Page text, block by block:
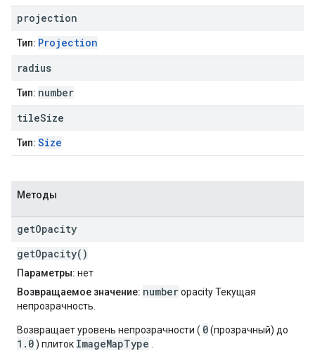
projection
Тип: Projection
radius
Тип: number
tileSize
Тип: Size
Методы
getOpacity
getOpacity()
Параметры: нет
Возвращаемое значение: numberopacity Текущая
непрозрачность.
Возвращает уровень непрозрачности ( 0(прозрачный) до
1.0) плиток ImageMapType